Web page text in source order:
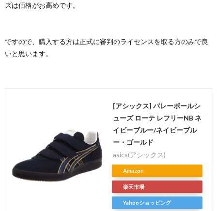
ズは価格がお高めです。
ですので、購入する方は正式に審判のライセンスを取る方のみで良
いと思います。
[アシックス] バレーボールシ
ューズ ローテ レフリーNB ネ
イビーブルー/ネイビーブル
ー・ゴールド
asics(アシックス)
Amazon
楽天市場
Yahooショッピング